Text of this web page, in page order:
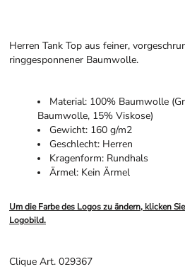
Herren Tank Top aus feiner,
ringgesponnener Baumwolle.
Material: 100% Baumwolle
Baumwolle, 15% Viskose)
Gewicht: 160 g/m2
Geschlecht: Herren
Kragenform: Rundhals
Ärmel: Kein Ärmel
Um die Farbe des Logos zu ändern, klicken
Logobild.
Clique Art. 029367